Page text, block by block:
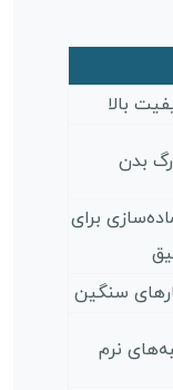
بالا
بدن
برای
سنگین
نرم